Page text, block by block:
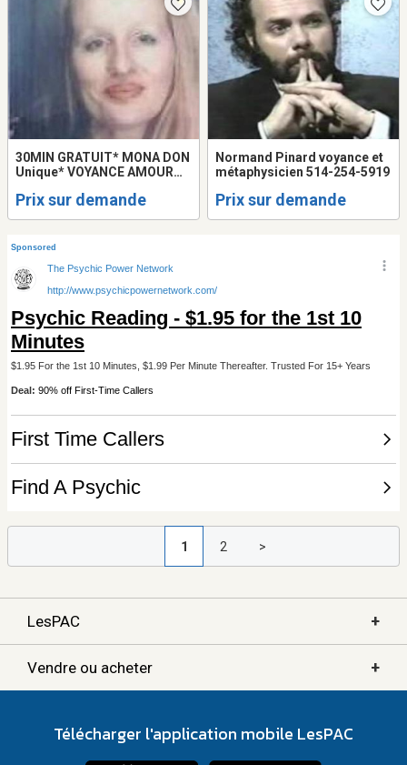
30MIN GRATUIT* MONA DON
Unique* VOYANCE AMOUR
MEDIUM Montréal LOVE
Tarot READING
Prix sur demande
Normand Pinard voyance et
métaphysicien 514-254-5919
Prix sur demande
1 2 >
LesPAC +
Vendre ou acheter +
Télécharger l'application mobile LesPAC